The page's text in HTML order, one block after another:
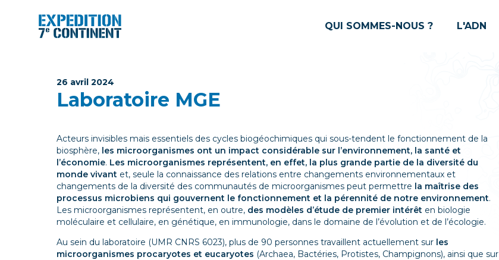
contenu
QUI SOMMES-NOUS ? L'ADN
26 avril 2024
Laboratoire MGE
Acteurs invisibles mais essentiels des cycles biogéochimiques qui sous-tendent le fonctionnement de la
biosphère, les microorganismes ont un impact considérable sur l’environnement, la santé et
l’économie. Les microorganismes représentent, en effet, la plus grande partie de la diversité du
monde vivantet, seule la connaissance des relations entre changements environnementaux et
changements de la diversité des communautés de microorganismes peut permettre la maîtrise des
processus microbiens qui gouvernent le fonctionnement et la pérennité de notre environnement.
Les microorganismes représentent, en outre, des modèles d’étude de premier intérêten biologie
moléculaire et cellulaire, en génétique, en immunologie, dans le domaine de l’évolution et de l’écologie.
Au sein du laboratoire (UMR CNRS 6023), plus de 90 personnes travaillent actuellement sur les
microorganismes procaryotes et eucaryotes (Archaea, Bactéries, Protistes, Champignons), ainsi que sur